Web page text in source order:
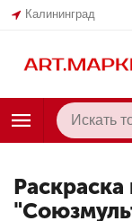
Калининград